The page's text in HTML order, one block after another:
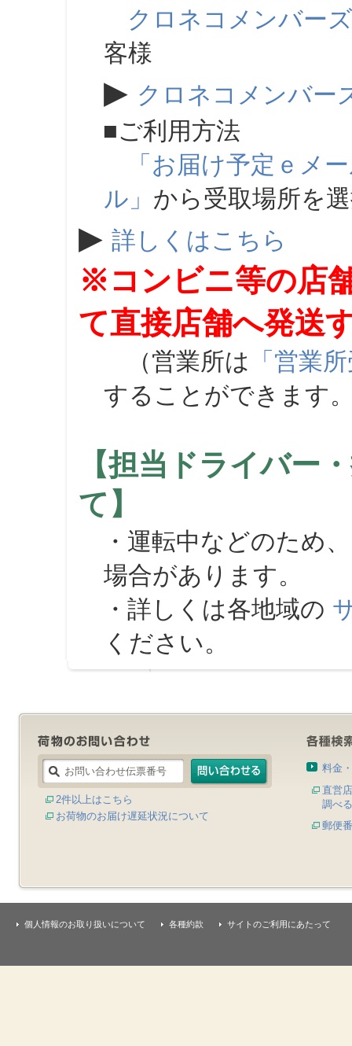
クロネコメンバーズ
客様
▶ クロネコメンバー
■ご利用方法
「お届け予定ｅメ
ル」 から受取場所を
▶ 詳しくはこちら
※コンビニ等の店
て直接店舗へ発送
（営業所は 「営業
することができます
【担当ドライバー
て】
・運転中などのため
場合があります。
・詳しくは各地域の
ください。
2件以上はこちら
お荷物のお届け遅延状況について
料金
直営
調べる
郵便
個人情報のお取り扱いについて 各種約款 サイトのご利用にあたって